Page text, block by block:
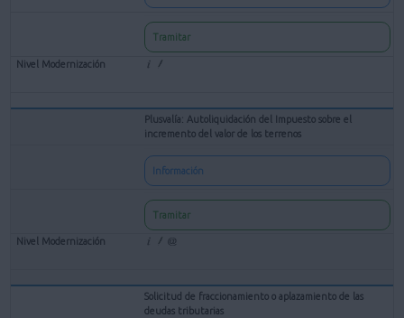
Tramitar
Plusvalía: Autoliquidación del Impuesto sobre el
incremento del valor de los terrenos
Información
Tramitar
Solicitud de fraccionamiento o aplazamiento de las
deudas tributarias